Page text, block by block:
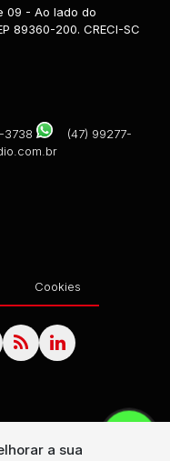
a sua
09 - Ao lado do
89360-200. CRECI-SC
3738
(47) 99277-
Cookies